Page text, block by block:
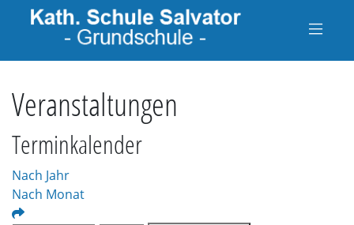
Veranstaltungen
Terminkalender
Nach Jahr
Nach Monat